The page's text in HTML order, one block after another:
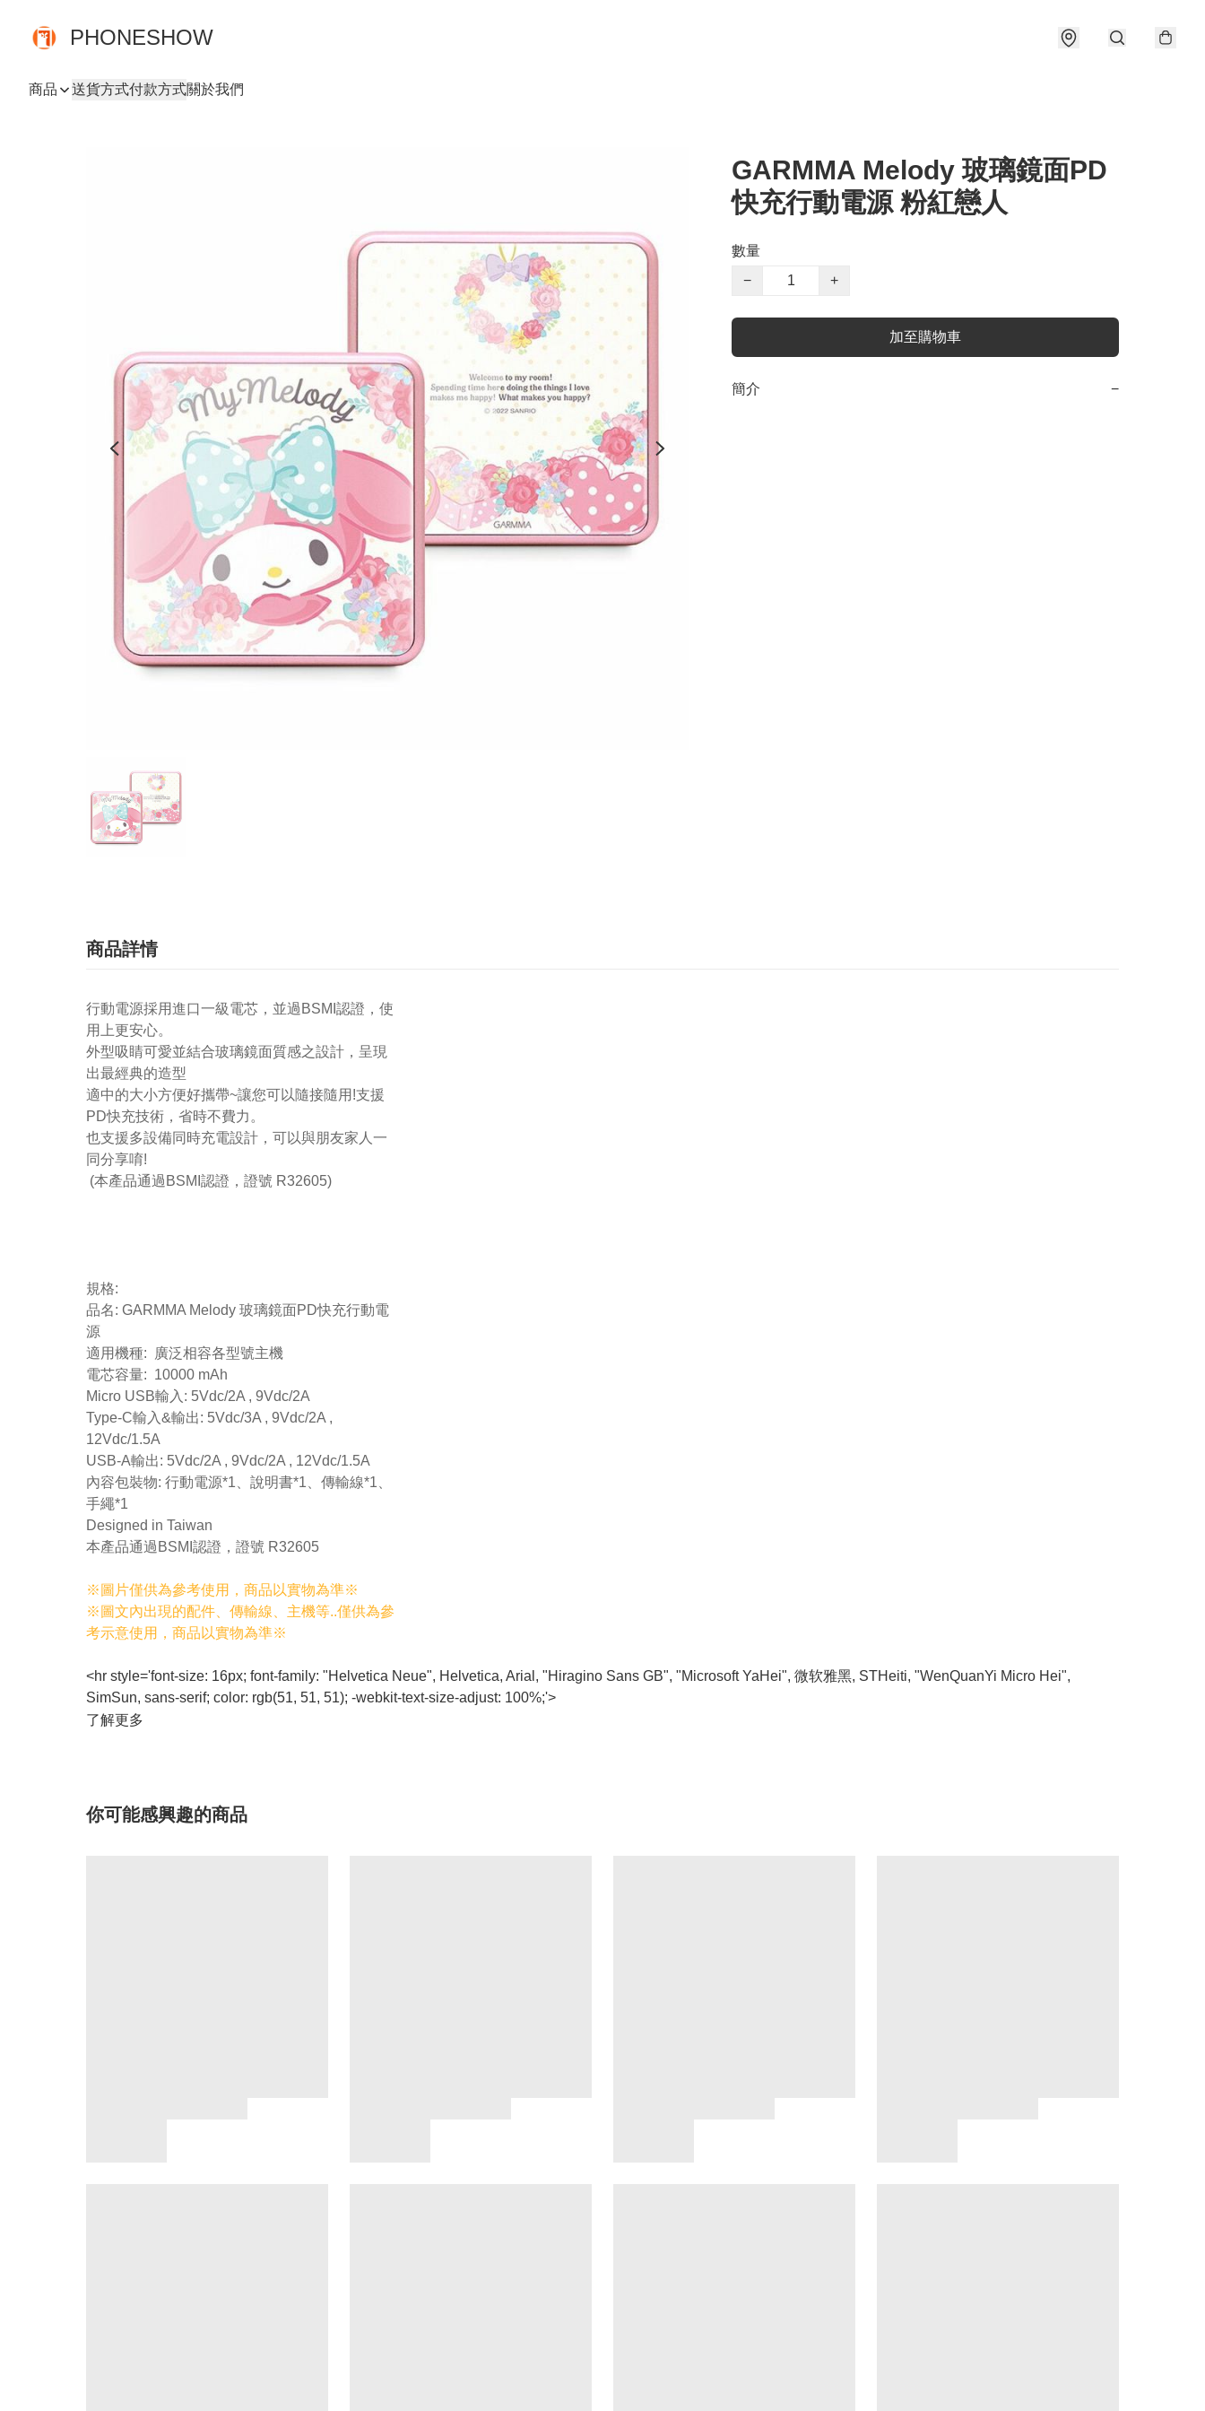
PHONESHOW
商品 送貨方式付款方式關於我們
GARMMA Melody 玻璃鏡面PD
快充行動電源 粉紅戀人
數量
−
+
加至購物車
簡介 −
商品詳情
行動電源採用進口一級電芯，並過BSMI認證，使
用上更安心。
外型吸睛可愛並結合玻璃鏡面質感之設計，呈現
出最經典的造型
適中的大小方便好攜帶~讓您可以隨接隨用!支援
PD快充技術，省時不費力。
也支援多設備同時充電設計，可以與朋友家人一
同分享唷!
(本產品通過BSMI認證，證號 R32605)
規格:
品名: GARMMA Melody 玻璃鏡面PD快充行動電
源
適用機種: 廣泛相容各型號主機
電芯容量: 10000 mAh
Micro USB輸入: 5Vdc/2A , 9Vdc/2A
Type-C輸入&輸出: 5Vdc/3A , 9Vdc/2A ,
12Vdc/1.5A
USB-A輸出: 5Vdc/2A , 9Vdc/2A , 12Vdc/1.5A
內容包裝物: 行動電源*1、說明書*1、傳輸線*1、
手繩*1
Designed in Taiwan
本產品通過BSMI認證，證號 R32605
※圖片僅供為參考使用，商品以實物為準※
※圖文內出現的配件、傳輸線、主機等..僅供為參
考示意使用，商品以實物為準※
<hr style='font-size: 16px; font-family: "Helvetica Neue", Helvetica, Arial, "Hiragino Sans GB", "Microsoft YaHei", 微软雅黑, STHeiti, "WenQuanYi Micro Hei",
SimSun, sans-serif; color: rgb(51, 51, 51); -webkit-text-size-adjust: 100%;'>
了解更多
你可能感興趣的商品